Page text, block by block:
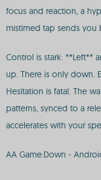
focus and reaction, a
mistimed tap sends you
Control is stark: **Left**
up. There is only down.
Hesitation is fatal. The
patterns, synced to a
accelerates with your
AA Game:Down -